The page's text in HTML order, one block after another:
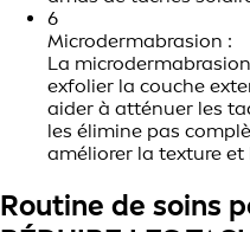
6
Microdermabrasion :
La
exfolier la couche
aider à atténuer les
les élimine pas
améliorer la texture
Routine de soins